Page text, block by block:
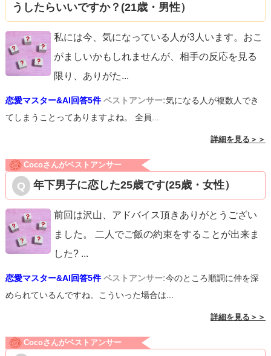
うしたらいいですか？(21歳・男性）
私には今、気になっている人が3人います。おこ
がましいかもしれませんが、相手の反応を見る
限り、ありがた...
恋愛マスター&AI回答5件 ベストアンサー:気になる人が複数人でき
てしまうことってありますよね。 全員...
詳細を見る＞＞
Cocoさんがベストアンサー
年下男子に恋した25歳です(25歳・女性）
前回は沢山、アドバイス頂きありがとうござい
ました。 二人でご飯の約束をすることが出来ま
した? ...
恋愛マスター&AI回答5件 ベストアンサー:今のところ順調に仲を深
められているんですね。こういった場合は...
詳細を見る＞＞
Cocoさんがベストアンサー